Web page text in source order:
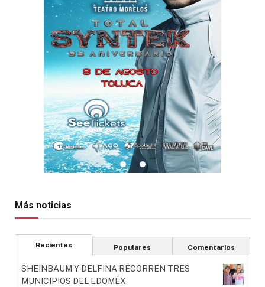
Más noticias
Recientes Populares Comentarios
SHEINBAUM Y DELFINA RECORREN TRES
MUNICIPIOS DEL EDOMÉX